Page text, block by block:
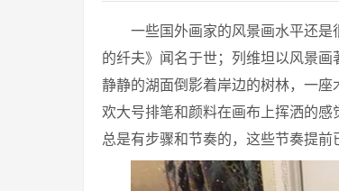
一些国外画家的风景画水平还
的纤夫》闻名于世；列维坦以风景画
静静的湖面倒影着岸边的树林，一
欢大号排笔和颜料在画布上挥洒的
总是有步骤和节奏的，这些节奏提前